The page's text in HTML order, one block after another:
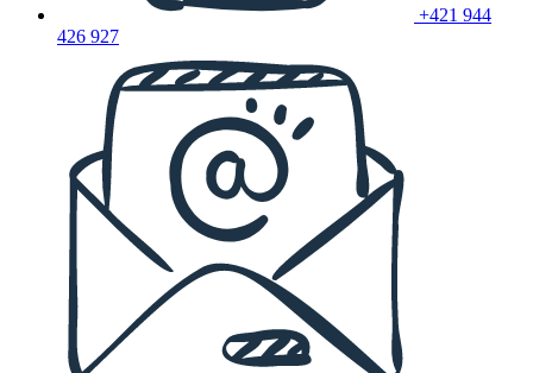
+421 944
426 927